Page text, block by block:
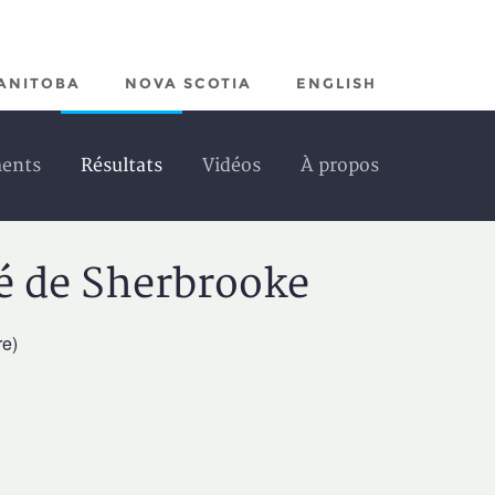
NOVA SCOTIA ENGLISH
Résultats Vidéos À propos
de Sherbrooke